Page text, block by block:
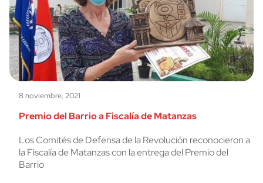
8 noviembre, 2021
Premio del Barrio a Fiscalía de Matanzas
Los Comités de Defensa de la Revolución reconocieron a
la Fiscalía de Matanzas con la entrega del Premio del
Barrio